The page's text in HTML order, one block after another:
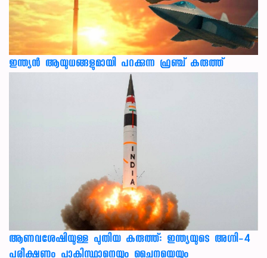
ഇന്ത്യൻ ആയുധങ്ങളുമായി പറക്കുന്ന ഫ്രഞ്ച് കരുത്ത്
ആണവശേഷിയുള്ള പുതിയ കരുത്ത്: ഇന്ത്യയുടെ അഗ്നി-4